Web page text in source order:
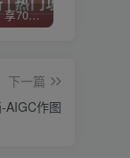
加入VIP会员，享70%的推广提成，免费学习多种网上创业课程，菜鸟秒变大神！
下一篇
AIGC作图